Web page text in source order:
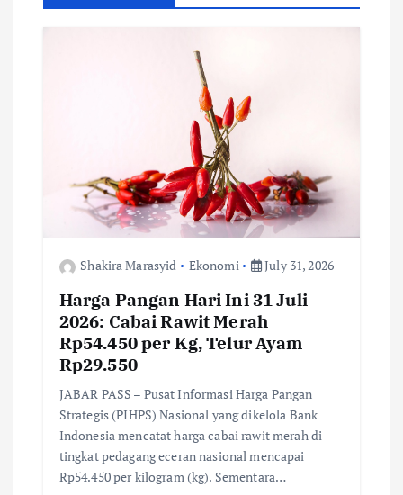
v
Shakira Marasyid Ekonomi July 31, 2026
Harga Pangan Hari Ini 31 Juli
2026: Cabai Rawit Merah
Rp54.450 per Kg, Telur Ayam
Rp29.550
JABAR PASS – Pusat Informasi Harga Pangan
Strategis (PIHPS) Nasional yang dikelola Bank
Indonesia mencatat harga cabai rawit merah di
tingkat pedagang eceran nasional mencapai
Rp54.450 per kilogram (kg). Sementara…